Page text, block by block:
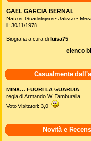
GAEL GARCIA BERNAL
Nato a: Guadalajara - Jalisco -
il: 30/11/1978
Biografia a cura di luisa75
elenco
Casualmente
MINA… FUORI LA GUARDIA
regia di Armando W. Tamburella
Voto Visitatori: 3,0
Novità e